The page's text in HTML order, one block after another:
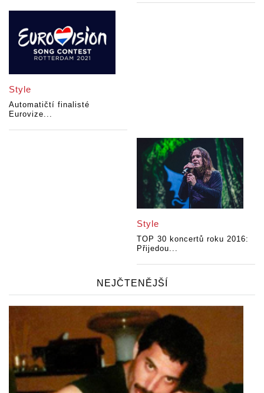
Style
Automatičtí finalisté
Eurovize...
Style
TOP 30 koncertů roku 2016:
Přijedou...
NEJČTENĚJŠÍ